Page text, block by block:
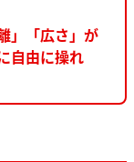
」「広さ」が
自由に操れ